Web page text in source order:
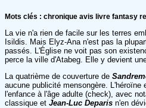
Mots clés : chronique avis livre fantasy
La vie n'a rien de facile sur les terres
Isildis. Mais Elyz-Ana n'est pas la
passés. L'Église ne voit pas son
perce la ville d'Atabeg. Elle y devient
La quatrième de couverture de
aucune publicité mensongère.
l'enfance à l'âge adulte (check), avec
classique et Jean-Luc Deparis n'en